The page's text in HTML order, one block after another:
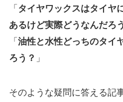
「タイヤワックスはタイヤ
あるけど実際どうなんだろ
「油性と水性どっちのタイ
ろう？ 」
そのような疑問に答える記